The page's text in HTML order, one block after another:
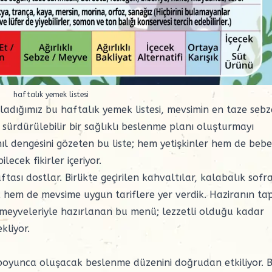
haftalık yemek listesi
bu haftalık yemek listesi, mevsimin en taze
bir sağlıklı beslenme planı oluşturmayı
dengesini gözeten bu liste; hem yetişkinler hem de
fikirler içeriyor.
dostlar. Birlikte geçirilen kahvaltılar, kalabalık
de mevsime uygun tariflere yer verdik. Haziranın
hazırlanan bu menü; lezzetli olduğu kadar
oluşacak beslenme düzenini doğrudan etkiliyor.